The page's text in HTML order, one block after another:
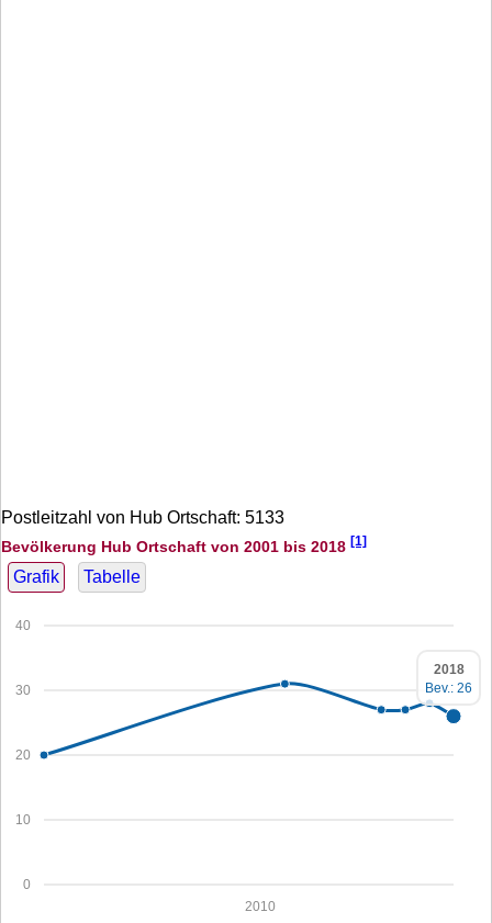
Postleitzahl von Hub Ortschaft: 5133
Bevölkerung Hub Ortschaft von 2001 bis 2018 [1]
Grafik Tabelle
0
10
20
30
40
2010
2018
Bev.: 26